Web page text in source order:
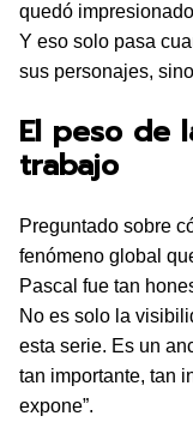
quedó
Y eso solo pasa
sus personajes,
El peso de
trabajo
Preguntado sobre
fenómeno global
Pascal fue tan
No es solo la
esta serie. Es un
tan importante, tan
expone”.